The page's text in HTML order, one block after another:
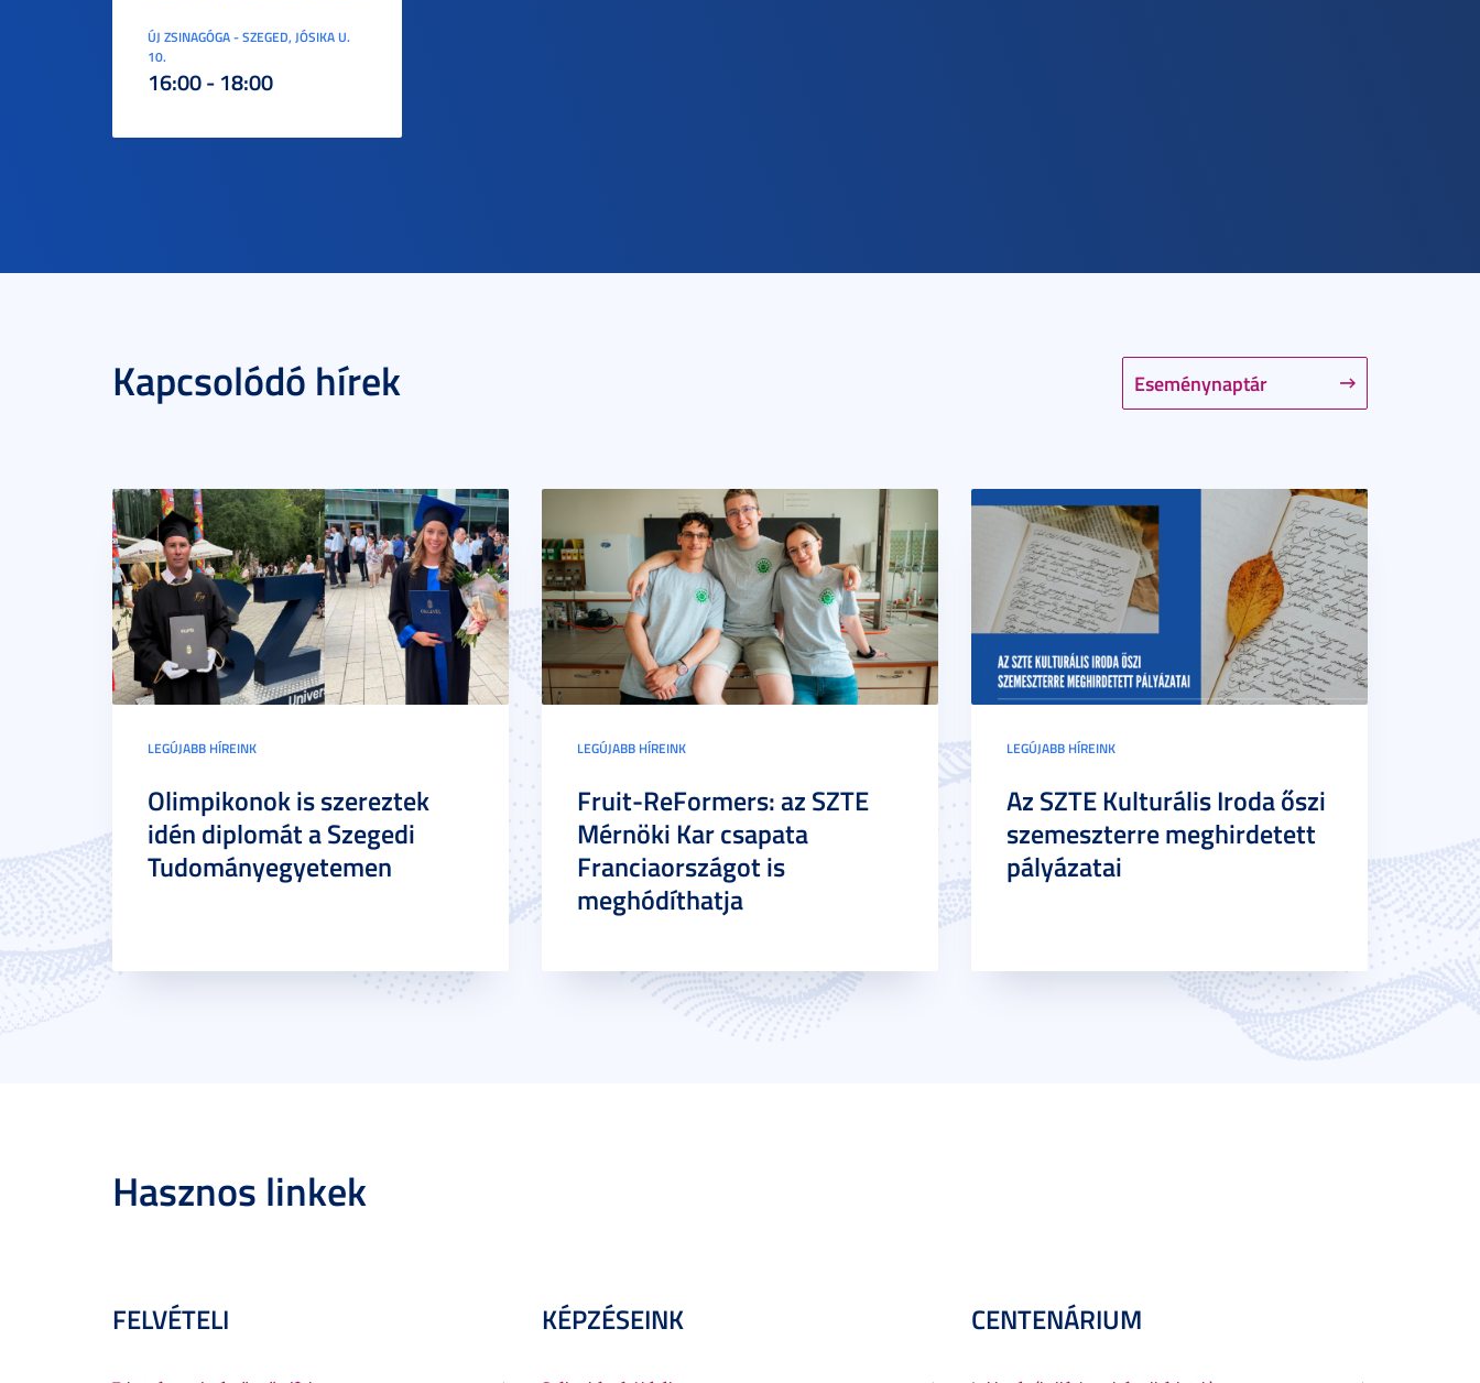
ÚJ ZSINAGÓGA - SZEGED, JÓSIKA U.
10.
16:00 - 18:00
Kapcsolódó hírek Eseménynaptár
LEGÚJABB HÍREINK
Olimpikonok is szereztek
idén diplomát a Szegedi
Tudományegyetemen
LEGÚJABB HÍREINK
Fruit-ReFormers: az SZTE
Mérnöki Kar csapata
Franciaországot is
meghódíthatja
LEGÚJABB HÍREINK
Az SZTE Kulturális Iroda őszi
szemeszterre meghirdetett
pályázatai
Hasznos linkek
FELVÉTELI KÉPZÉSEINK CENTENÁRIUM